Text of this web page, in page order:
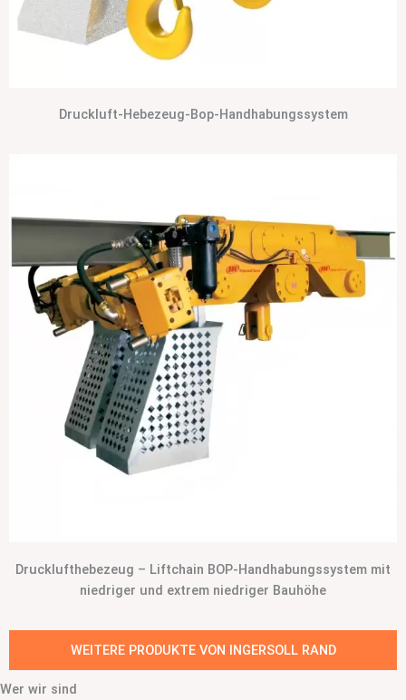
Druckluft-Hebezeug-Bop-Handhabungssystem
Drucklufthebezeug – Liftchain BOP-Handhabungssystem mit
niedriger und extrem niedriger Bauhöhe
WEITERE PRODUKTE VON INGERSOLL RAND
Wer wir sind